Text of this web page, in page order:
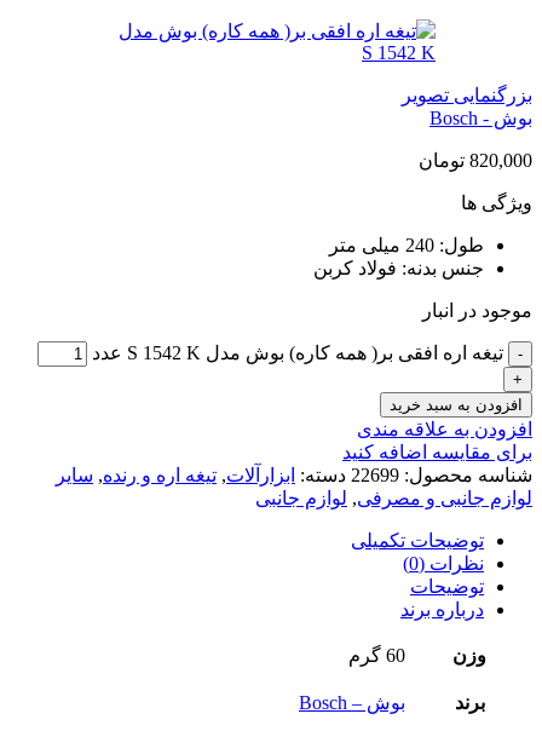
بزرگنمایی تصویر
بوش - Bosch
820,000 تومان
ویژگی ها
طول: 240 میلی متر
جنس بدنه: فولاد کربن
موجود در انبار
تیغه اره افقی بر( همه کاره) بوش مدل S 1542 K عدد
افزودن به سبد خرید
افزودن به علاقه مندی
برای مقایسه اضافه کنید
شناسه محصول: 22699 دسته: ابزارآلات, تیغه اره و رنده, سایر
لوازم جانبی و مصرفی, لوازم جانبی
توضیحات تکمیلی
نظرات (0)
توضیحات
درباره برند
وزن 60 گرم
برند بوش – Bosch